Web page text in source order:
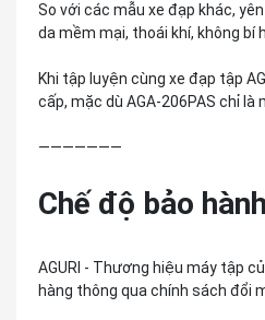
So với các mẫu xe đạp khác,
da mềm mại, thoái khí, không bí
Khi tập luyện cùng xe đạp tập
cấp, mặc dù AGA-206PAS chỉ
———————
Chế độ bảo
AGURI - Thương hiệu máy tập
hàng thông qua chính sách đổi